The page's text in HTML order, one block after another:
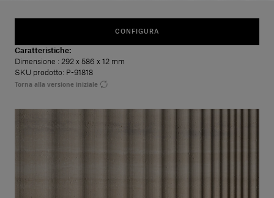
CONFIGURA
Caratteristiche:
Dimensione : 292 x 586 x 12 mm
SKU prodotto: P-91818
Torna alla versione iniziale